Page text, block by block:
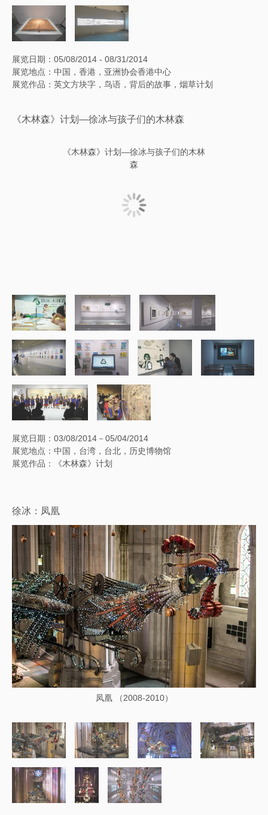
展览日期：05/08/2014 - 08/31/2014
展览地点：中国，香港，亚洲协会香港中心
展览作品：英文方块字，鸟语，背后的故事，烟草计划
《木林森》计划—徐冰与孩子们的木林森
《木林森》计划—徐冰与孩子们的木林
森
展览日期：03/08/2014－05/04/2014
展览地点：中国，台湾，台北，历史博物馆
展览作品：《木林森》计划
徐冰：凤凰
凤凰 （2008-2010）